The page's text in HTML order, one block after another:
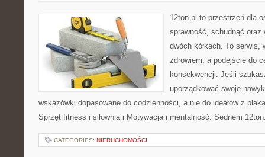
12ton.pl to przestrzeń dla
sprawność, schudnąć oraz
dwóch kółkach. To
zdrowiem, a podejście do
konsekwencji. Jeśli
uporządkować swoje
wskazówki dopasowane do codzienności, a nie do ideałów z
Sprzęt fitness i siłownia i Motywacja i mentalność. Sednem
CATEGORIES: NIERUCHOMOŚCI